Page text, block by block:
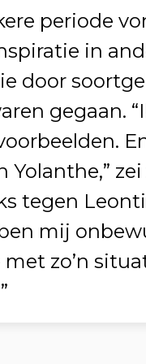
periode
in
door
gegaan.
Yolanthe,” zei
tegen
mij
met zo’n